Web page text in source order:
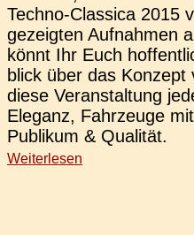
Techno-Clas­­si­­ca 2015
gezeig­ten Auf­nah­men
könnt Ihr Euch
blick über das
diese Ver­an­stal­tung
Ele­ganz, Fahr­zeu­ge
Publi­kum & Qualität.
Weiterlesen